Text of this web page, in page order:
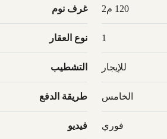
120 م2 غرف نوم
1 نوع العقار
للإيجار التشطيب
الخامس طريقة الدفع
فوري فيديو